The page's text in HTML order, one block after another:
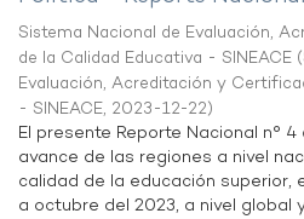
Sistema Nacional de Evaluación,
de la Calidad Educativa - SINEACE (
Evaluación, Acreditación y
- SINEACE, 2023-12-22)
El presente Reporte Nacional n°
avance de las regiones a nivel
calidad de la educación superior,
a octubre del 2023, a nivel global